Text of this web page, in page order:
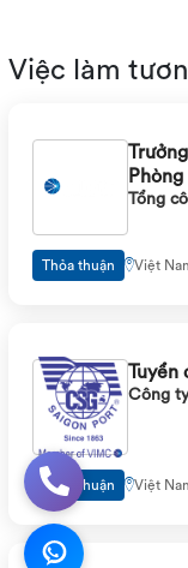
Việc làm
Phòng
Tổng
Thỏa thuận Việt
Tuyển
Công
Thỏa thuận Việt